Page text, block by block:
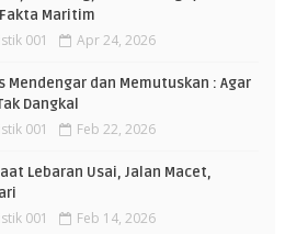
Maritim
001 Apr 24, 2026
Mendengar dan Memutuskan : Agar
Dangkal
001 Feb 22, 2026
Lebaran Usai, Jalan Macet,
001 Feb 14, 2026